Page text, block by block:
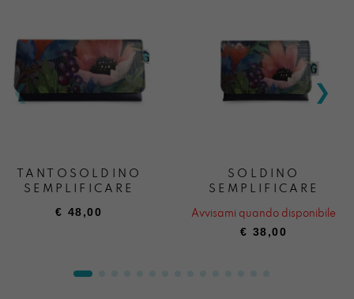
TANTOSOLDINO
SEMPLIFICARE
€ 48,00
SOLDINO
SEMPLIFICARE
Avvisami quando disponibile
€ 38,00